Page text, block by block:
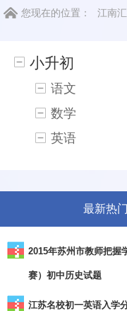
您现在的位置： 江南
小升初
语文
数学
英语
最新热门
2015年苏州市教师把握
赛）初中历史试题
江苏名校初一英语入学